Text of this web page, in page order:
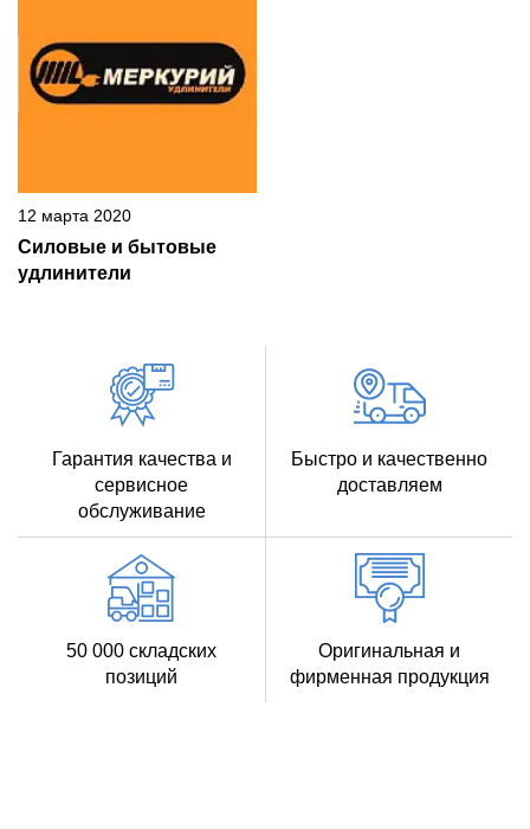
12 марта 2020
Силовые и бытовые
удлинители
Гарантия качества и
сервисное
обслуживание
Быстро и качественно
доставляем
50 000 складских
позиций
Оригинальная и
фирменная продукция